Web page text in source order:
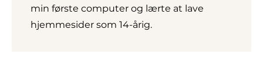
min første computer og lærte at lave
hjemmesider som 14-årig.